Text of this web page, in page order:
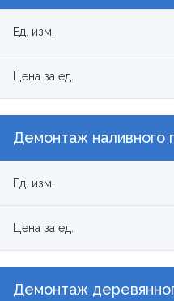
Ед. изм.
Цена за ед.
Демонтаж наливного
Ед. изм.
Цена за ед.
Демонтаж